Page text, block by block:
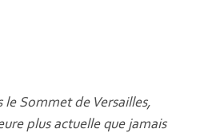
le Sommet de Versailles,
plus actuelle que jamais